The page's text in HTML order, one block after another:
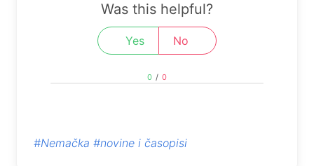
Was this helpful?
Yes No
0 / 0
#Nemačka #novine i časopisi